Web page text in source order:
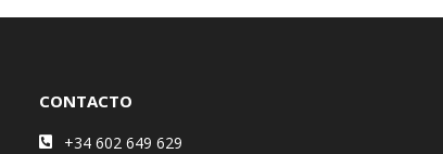
CONTACTO
+34 602 649 629